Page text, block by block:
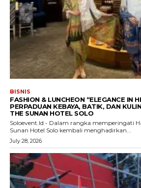
BISNIS
FASHION & LUNCHEON “ELEGANCE IN
PERPADUAN KEBAYA, BATIK, DAN
THE SUNAN HOTEL SOLO
Soloevent.Id - Dalam rangka memperingati
Sunan Hotel Solo kembali menghadirkan...
July 28, 2026